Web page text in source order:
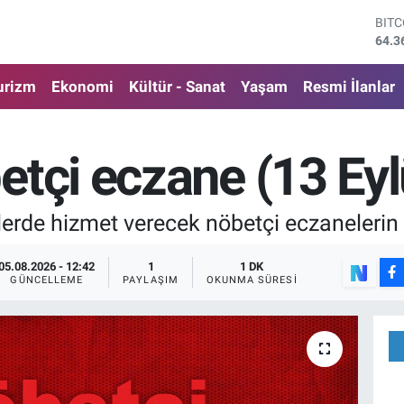
Ekonomi Kültür - Sanat Yaşam Resmi İlanlar
eczane (13
hizmet verecek nöbetçi
- 12:42
GÜNCELLEME
1
PAYLAŞIM
1 DK
OKUNMA SÜRESI